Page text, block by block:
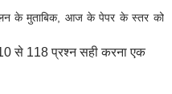
के मुताबिक, आज के पेपर के स्तर को
से 118 प्रश्न सही करना एक